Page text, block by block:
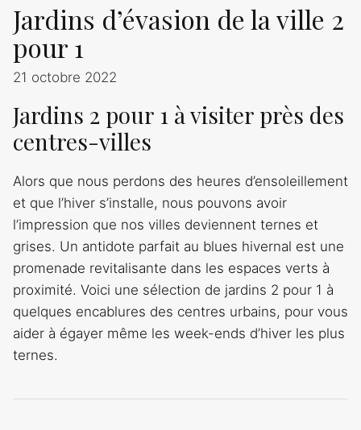
Jardins d’évasion de la ville 2
pour 1
21 octobre 2022
Jardins 2 pour 1 à visiter près des
centres-villes
Alors que nous perdons des heures d’ensoleillement
et que l’hiver s’installe, nous pouvons avoir
l’impression que nos villes deviennent ternes et
grises. Un antidote parfait au blues hivernal est une
promenade revitalisante dans les espaces verts à
proximité. Voici une sélection de jardins 2 pour 1 à
quelques encablures des centres urbains, pour vous
aider à égayer même les week-ends d’hiver les plus
ternes.